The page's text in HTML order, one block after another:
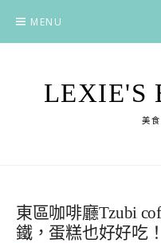
content
MENU
LEXIE'S
美
東區咖啡廳Tzubi
鐵，蛋糕也好好吃！